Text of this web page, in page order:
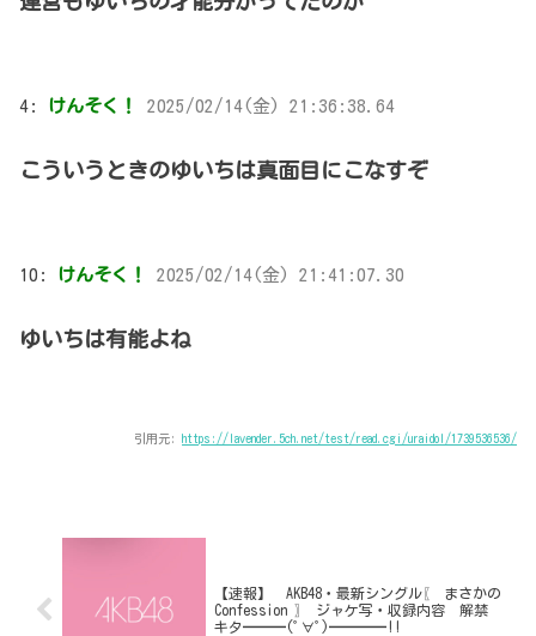
4: けんそく！ 2025/02/14(金) 21:36:38.64
こういうときのゆいちは真面目にこなすぞ
10: けんそく！ 2025/02/14(金) 21:41:07.30
ゆいちは有能よね
引用元: https://lavender.5ch.net/test/read.cgi/uraidol/1739536536/
【速報】 AKB48・最新シングル〖 まさかの
Confession 〗 ジャケ写・収録内容 解禁
キタ━━━(ﾟ∀ﾟ)━━━━!!